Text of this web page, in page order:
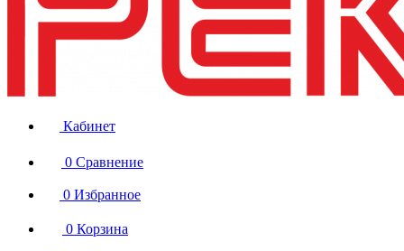
Кабинет
0 Сравнение
0 Избранное
0 Корзина